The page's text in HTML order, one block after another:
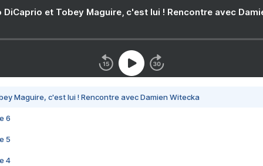
DiCaprio et Tobey Maguire, c'est lui ! Rencontre avec
Maguire, c'est lui ! Rencontre avec Damien Witecka
6
5
4